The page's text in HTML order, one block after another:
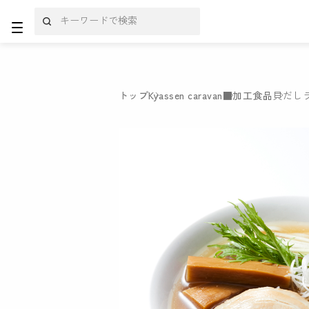
トップKyassen caravan■加工食品 貝だし